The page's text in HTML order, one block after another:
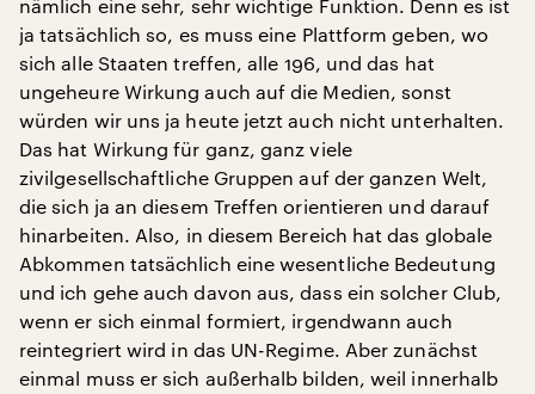
nämlich eine sehr, sehr wichtige Funktion. Denn es ist
ja tatsächlich so, es muss eine Plattform geben, wo
sich alle Staaten treffen, alle 196, und das hat
ungeheure Wirkung auch auf die Medien, sonst
würden wir uns ja heute jetzt auch nicht unterhalten.
Das hat Wirkung für ganz, ganz viele
zivilgesellschaftliche Gruppen auf der ganzen Welt,
die sich ja an diesem Treffen orientieren und darauf
hinarbeiten. Also, in diesem Bereich hat das globale
Abkommen tatsächlich eine wesentliche Bedeutung
und ich gehe auch davon aus, dass ein solcher Club,
wenn er sich einmal formiert, irgendwann auch
reintegriert wird in das UN-Regime. Aber zunächst
einmal muss er sich außerhalb bilden, weil innerhalb